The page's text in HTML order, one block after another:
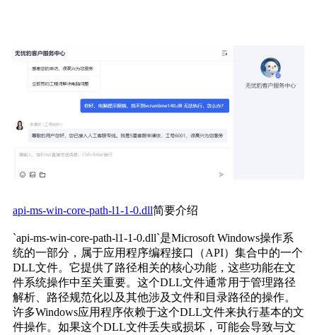
api-ms-win-core-path-l1-1-0.dll简要介绍
`api-ms-win-core-path-l1-1-0.dll`是Microsoft Windows操作系
统的一部分，属于应用程序编程接口（API）集合中的一个
DLL文件。它提供了路径相关的核心功能，这些功能在文
件系统操作中至关重要。这个DLL文件通常用于管理路径
解析、路径规范化以及其他涉及文件和目录路径的操作。
许多Windows应用程序依赖于这个DLL文件来执行基本的文
件操作。如果这个DLL文件丢失或损坏，可能会导致与文